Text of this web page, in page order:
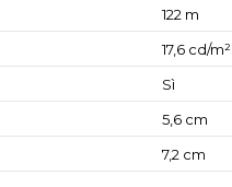
122 m
17,6 cd/m²
Sì
5,6 cm
7,2 cm